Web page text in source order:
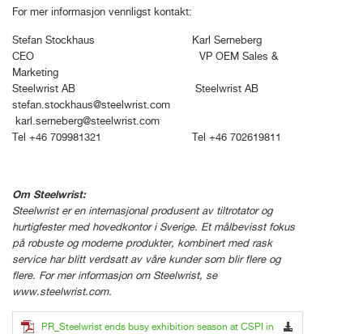
For mer informasjon vennligst kontakt:
Stefan Stockhaus Karl Serneberg
CEO VP OEM Sales &
Marketing
Steelwrist AB Steelwrist AB
stefan.stockhaus@steelwrist.com
karl.serneberg@steelwrist.com
Tel +46 709981321 Tel +46 702619811
Om Steelwrist:
Steelwrist er en internasjonal produsent av tiltrotator og
hurtigfester med hovedkontor i Sverige. Et målbevisst fokus
på robuste og moderne produkter, kombinert med rask
service har blitt verdsatt av våre kunder som blir flere og
flere. For mer informasjon om Steelwrist, se
www.steelwrist.com.
PR_Steelwrist ends busy exhibition season at CSPI in